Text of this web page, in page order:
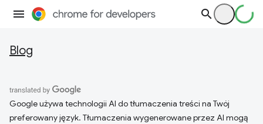
Blog
Google używa technologii AI do tłumaczenia treści na Twój
preferowany język. Tłumaczenia wygenerowane przez AI mogą